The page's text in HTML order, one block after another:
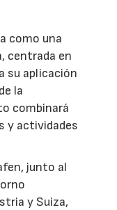
como una
centrada en
su aplicación
la
combinará
y actividades
junto al
y Suiza,